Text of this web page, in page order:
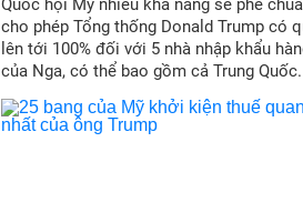
Quốc hội Mỹ nhiều khả năng sẽ phê
cho phép Tổng thống Donald Trump có
lên tới 100% đối với 5 nhà nhập khẩu
của Nga, có thể bao gồm cả Trung Quốc.